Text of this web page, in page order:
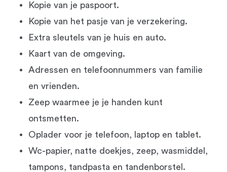
Kopie van je paspoort.
Kopie van het pasje van je verzekering.
Extra sleutels van je huis en auto.
Kaart van de omgeving.
Adressen en telefoonnummers van familie
en vrienden.
Zeep waarmee je je handen kunt
ontsmetten.
Oplader voor je telefoon, laptop en tablet.
Wc-papier, natte doekjes, zeep, wasmiddel,
tampons, tandpasta en tandenborstel.